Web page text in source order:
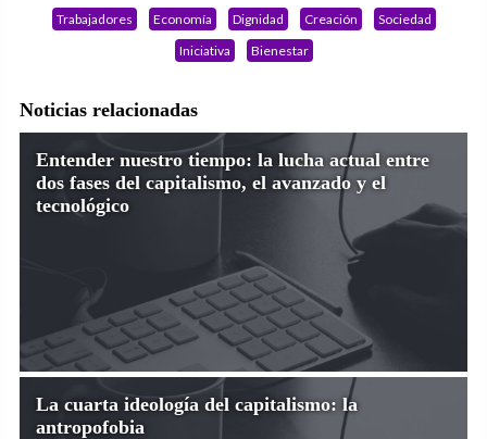
Trabajadores Economía Dignidad Creación
Sociedad
Iniciativa
Bienestar
Noticias relacionadas
Entender nuestro tiempo: la lucha actual entre
dos fases del capitalismo, el avanzado y el
tecnológico
La cuarta ideología del capitalismo: la
antropofobia